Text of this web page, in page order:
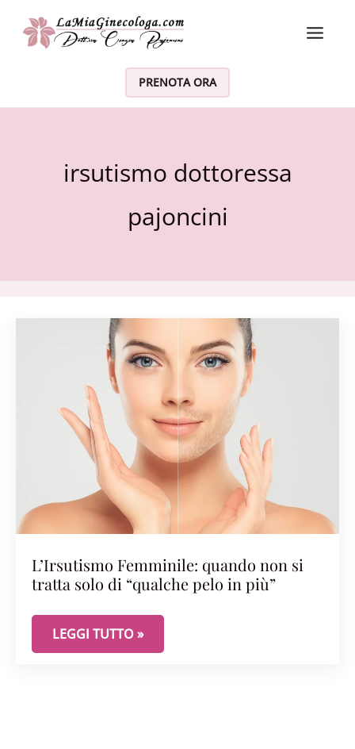
Vai al contenuto
PRENOTA ORA
irsutismo dottoressa
pajoncini
L’Irsutismo Femminile: quando non si
tratta solo di “qualche pelo in più”
L’IRSUTISMO FEMMINILE: QUANDO NON SI
LEGGI TUTTO »